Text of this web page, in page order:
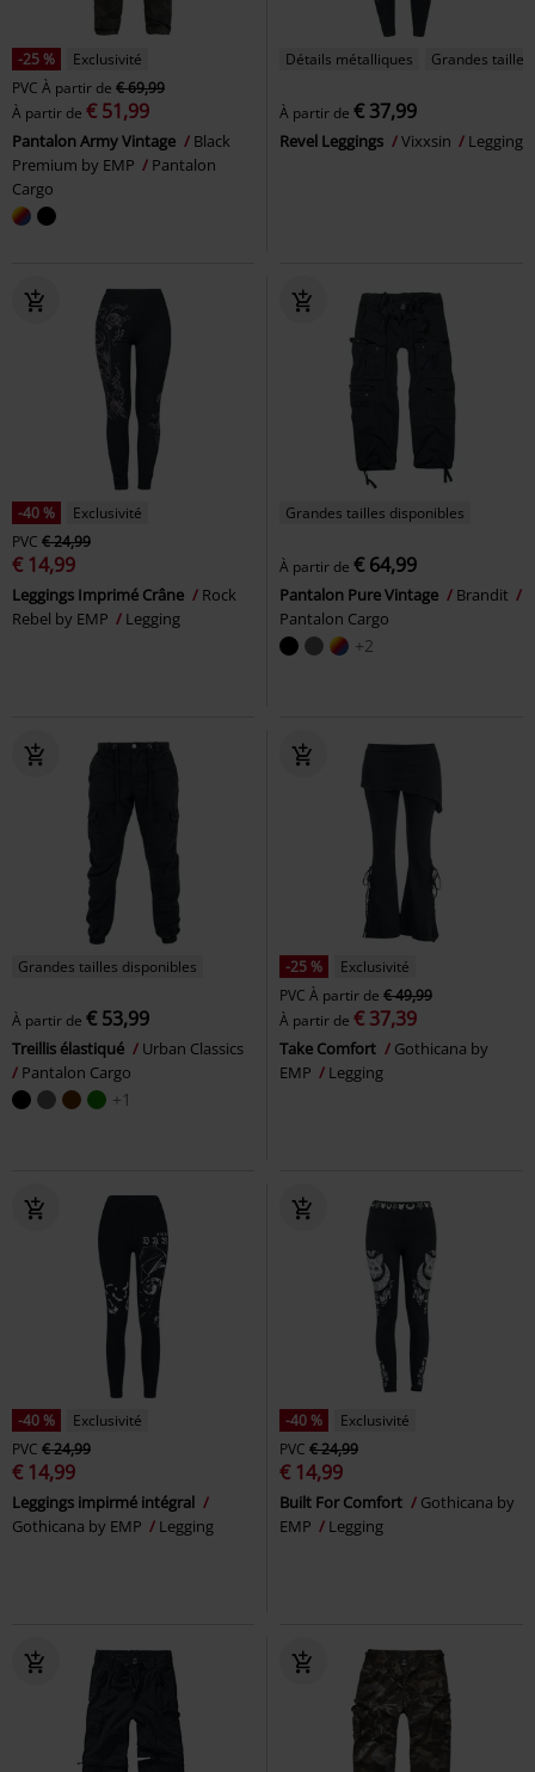
-25 %
Exclusivité
PVC À partir de € 69,99
À partir de € 51,99
Pantalon Army Vintage
Black
Premium by EMP
Pantalon
Cargo
Détails métalliques Grandes
À partir de € 37,99
Revel Leggings Vixxsin Legging
-40 %
Exclusivité
PVC € 24,99
€ 14,99
Leggings Imprimé Crâne
Rock
Rebel by EMP
Legging
Grandes tailles disponibles
À partir de € 64,99
Pantalon Pure Vintage
Brandit
Pantalon Cargo
+2
Grandes tailles disponibles
À partir de € 53,99
Treillis élastiqué
Urban Classics
Pantalon Cargo
+1
-25 %
Exclusivité
PVC À partir de € 49,99
À partir de € 37,39
Take Comfort
Gothicana by
EMP
Legging
-40 %
Exclusivité
PVC € 24,99
€ 14,99
Leggings impirmé intégral
Gothicana by EMP
Legging
-40 %
Exclusivité
PVC € 24,99
€ 14,99
Built For Comfort
Gothicana by
EMP
Legging